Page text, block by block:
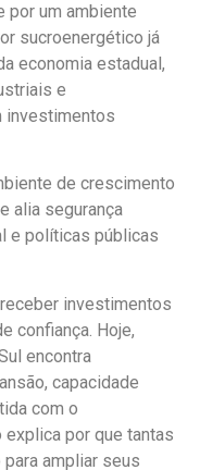
por um ambiente
sucroenergético já
economia estadual,
e
investimentos
de crescimento
alia segurança
e políticas públicas
investimentos
confiança. Hoje,
encontra
capacidade
com o
por que tantas
ampliar seus